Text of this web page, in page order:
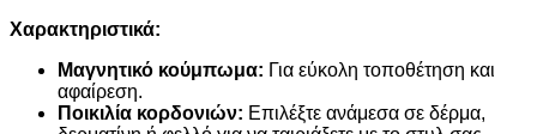
Χαρακτηριστικά:
Μαγνητικό κούμπωμα: Για εύκολη τοποθέτηση και
αφαίρεση.
Ποικιλία κορδονιών: Επιλέξτε ανάμεσα σε δέρμα,